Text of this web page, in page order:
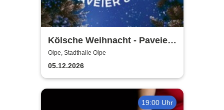
Kölsche Weihnacht - Paveier
& Freunde 2026
Olpe, Stadthalle Olpe
05.12.2026
19:00 Uhr